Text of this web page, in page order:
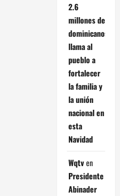
2.6
millones de
dominicanos;
llama al
pueblo a
fortalecer
la familia y
la unión
nacional en
esta
Navidad
Wqtven
Presidente
Abinader